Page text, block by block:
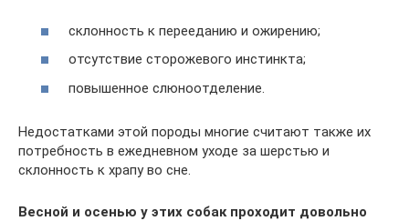
склонность к перееданию и ожирению;
отсутствие сторожевого инстинкта;
повышенное слюноотделение.
Недостатками этой породы многие считают также их
потребность в ежедневном уходе за шерстью и
склонность к храпу во сне.
Весной и осенью у этих собак проходит довольно